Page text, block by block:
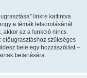
linkre kattintva
a témák felsorolásánál
akkor ez a funkció nincs
előugrasztáshoz szükséges
bele egy hozzászólást –
betartására.